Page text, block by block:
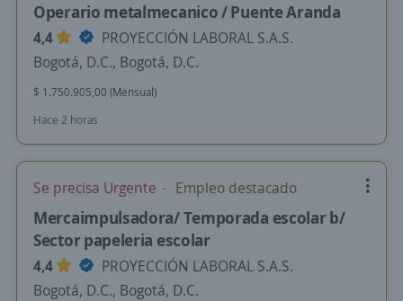
Operario metalmecanico / Puente Aranda
4,4
PROYECCIÓN LABORAL S.A.S.
Bogotá, D.C., Bogotá, D.C.
$ 1.750.905,00 (Mensual)
Hace 2 horas
Se precisa Urgente Empleo destacado
Mercaimpulsadora/ Temporada escolar b/
Sector papeleria escolar
4,4
PROYECCIÓN LABORAL S.A.S.
Bogotá, D.C., Bogotá, D.C.